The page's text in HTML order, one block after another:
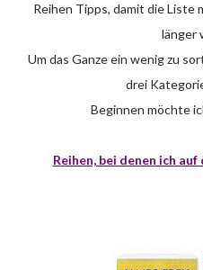
Reihen Tipps, damit die Liste
länger
Um das Ganze ein wenig zu sortieren habe ich meine Reihen in
drei
Beginnen möchte
Reihen, bei denen ich